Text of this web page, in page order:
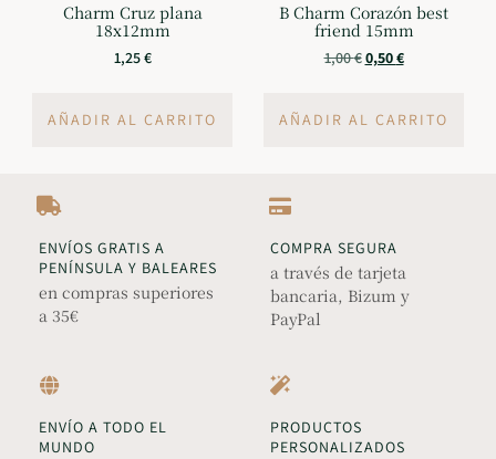
Charm Cruz plana
18x12mm
1,25€
AÑADIR AL CARRITO
B Charm Corazón best
friend 15mm
1,00€0,50€
AÑADIR AL CARRITO
ENVÍOS GRATIS A
PENÍNSULA Y BALEARES
en compras superiores
a 35€
COMPRA SEGURA
a través de tarjeta
bancaria, Bizum y
PayPal
ENVÍO A TODO EL
MUNDO
PRODUCTOS
PERSONALIZADOS